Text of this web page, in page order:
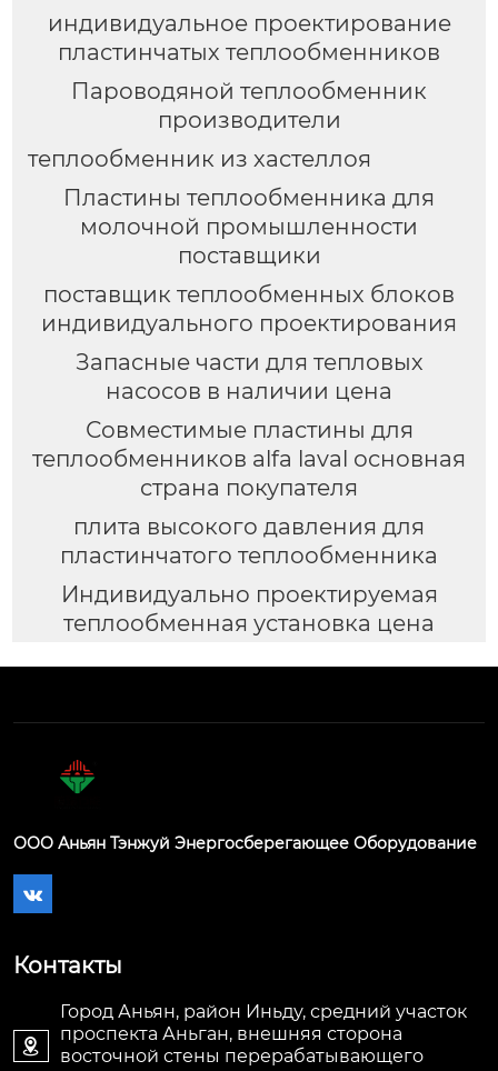
индивидуальное проектирование
пластинчатых теплообменников
Пароводяной теплообменник
производители
теплообменник из хастеллоя
Пластины теплообменника для
молочной промышленности
поставщики
поставщик теплообменных блоков
индивидуального проектирования
Запасные части для тепловых
насосов в наличии цена
Совместимые пластины для
теплообменников alfa laval основная
страна покупателя
плита высокого давления для
пластинчатого теплообменника
Индивидуально проектируемая
теплообменная установка цена
ООО Аньян Тэнжуй Энергосберегающее Оборудование

Контакты

Город Аньян, район Иньду, средний участок
проспекта Аньган, внешняя сторона
восточной стены перерабатывающего